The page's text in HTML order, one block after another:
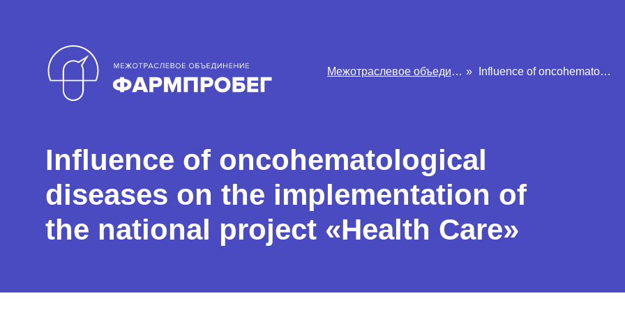
Межотраслевое объединение Фармпробег » Influence of oncohematological diseases on the implementation of the national project «Health Care»
Influence of oncohematological
diseases on the implementation of
the national project «Health Care»